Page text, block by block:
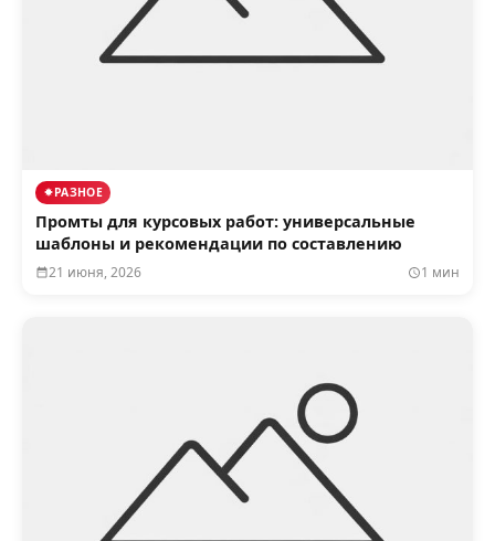
РАЗНОЕ
Промты для курсовых работ: универсальные
шаблоны и рекомендации по составлению
21 июня, 2026 1 мин